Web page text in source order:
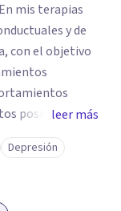
y de
con el objetivo
positivos,
son los
siendo
y por ello
leer más
Depresión